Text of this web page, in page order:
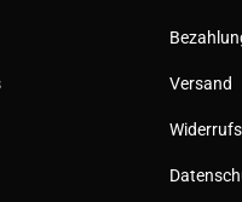
Versand